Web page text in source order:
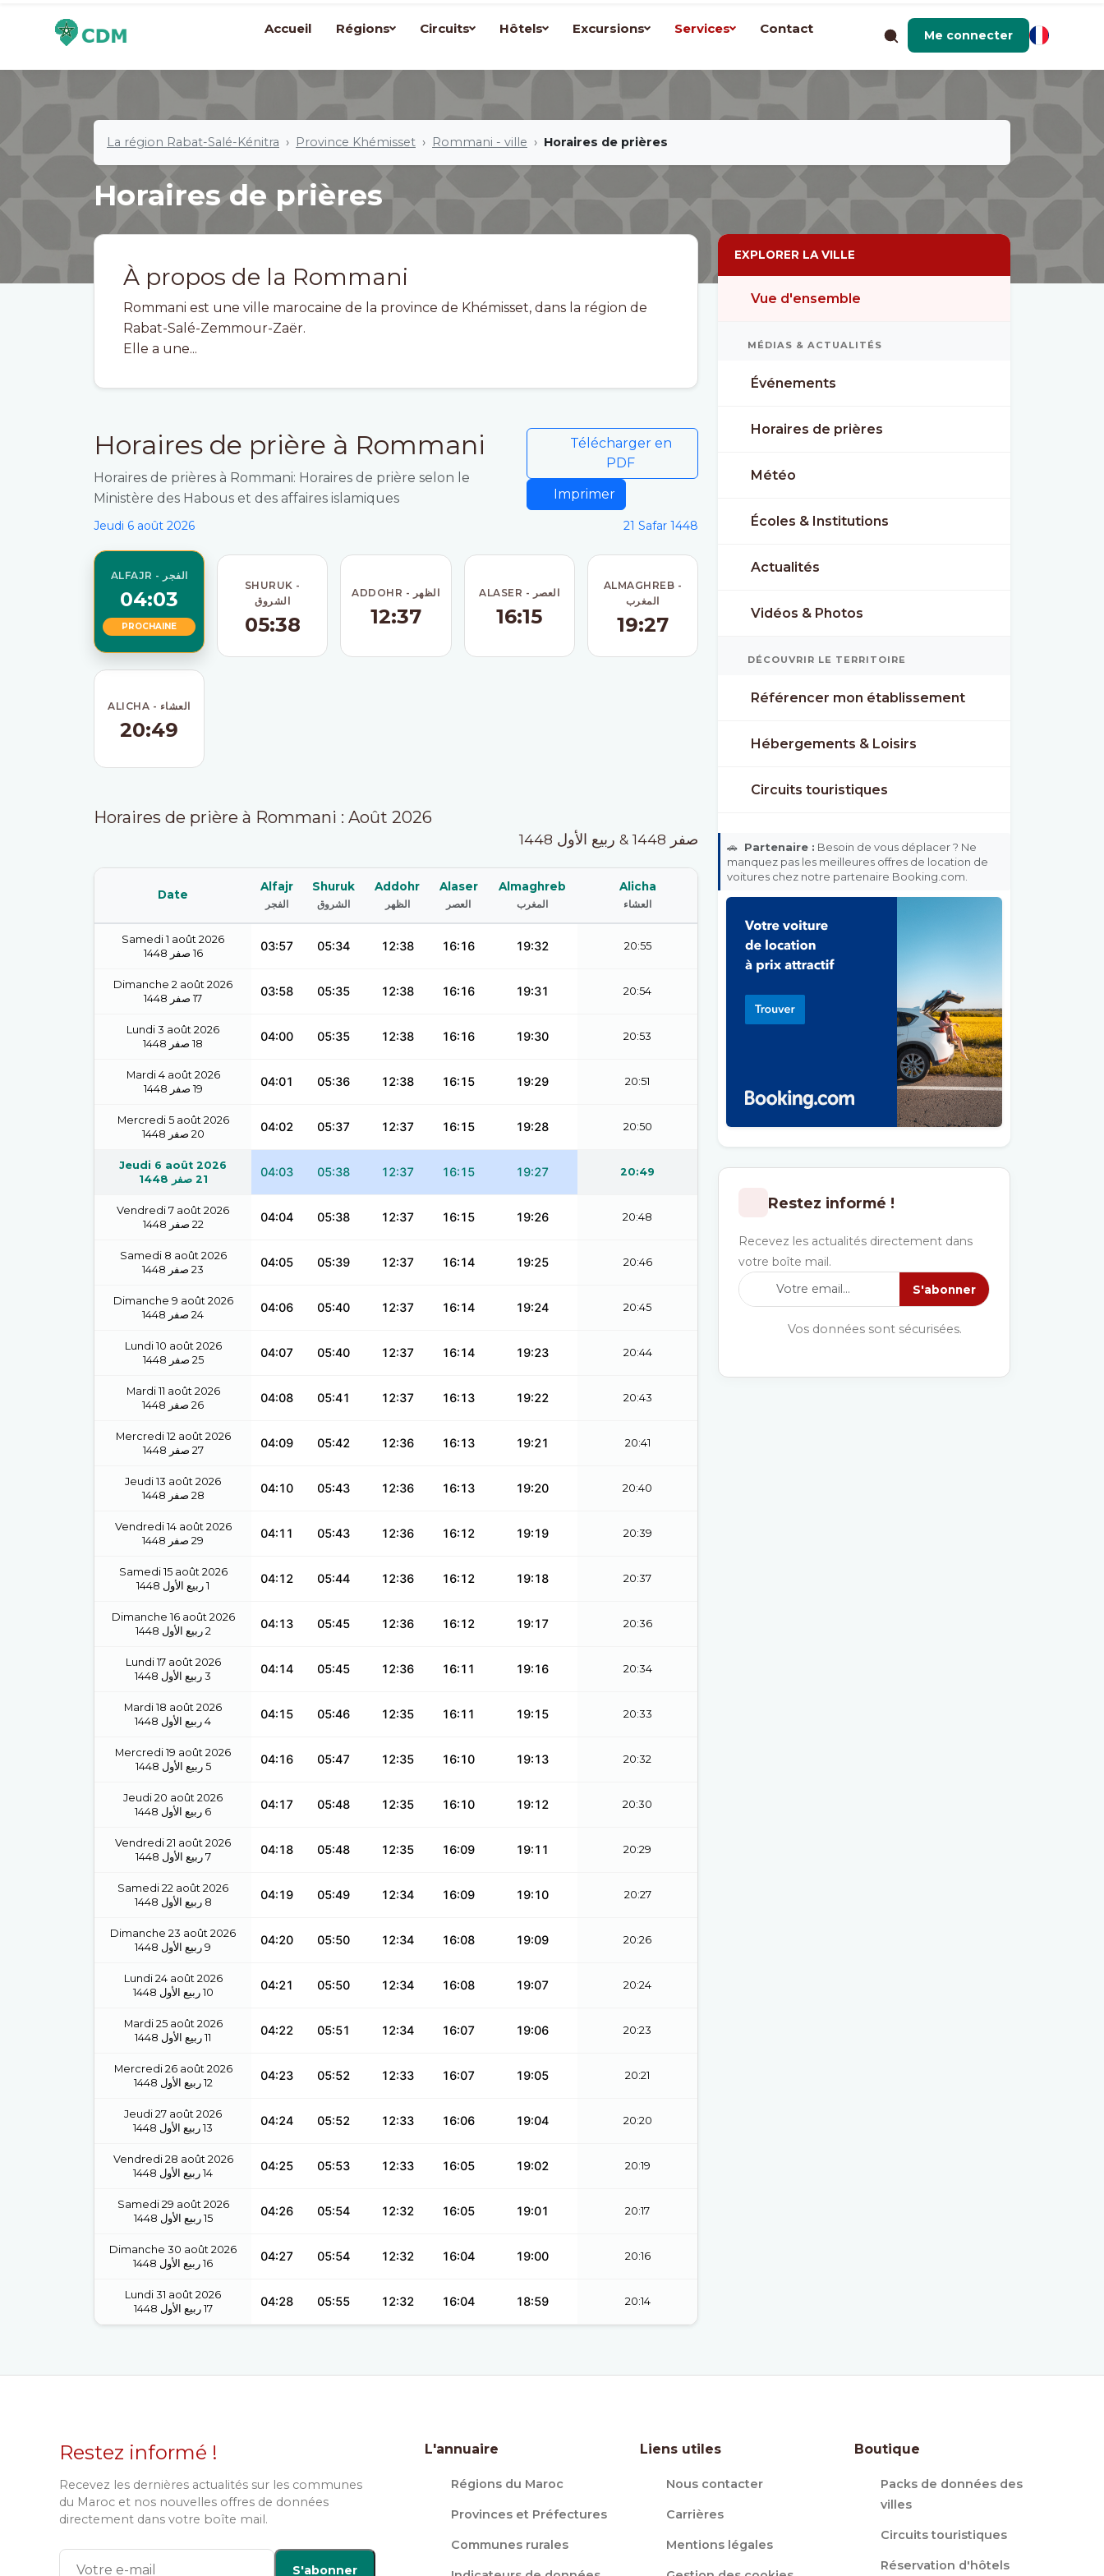
Accueil Régions Circuits Hôtels Excursions Services Contact Me connecter
La région Rabat-Salé-Kénitra Province Khémisset Rommani - ville Horaires de prières
Horaires de prières
À propos de la Rommani
Rommani est une ville marocaine de la province de Khémisset, dans la région de
Rabat-Salé-Zemmour-Zaër.
Elle a une...
Horaires de prière à Rommani
Horaires de prières à Rommani: Horaires de prière selon le
Ministère des Habous et des affaires islamiques
Télécharger en
PDF
Imprimer
Jeudi 6 août 2026 21 Safar 1448
ALFAJR - الفجر
04:03
PROCHAINE
SHURUK -
الشروق
05:38
ADDOHR - الظهر
12:37
ALASER - العصر
16:15
ALMAGHREB -
المغرب
19:27
ALICHA - العشاء
20:49
Horaires de prière à Rommani : Août 2026
صفر 1448 & ربيع الأول 1448
Date
Alfajr
الفجر
Shuruk
الشروق
Addohr
الظهر
Alaser
العصر
Almaghreb
المغرب
Alicha
العشاء
Samedi 1 août 2026
1448 صفر 16
03:57 05:34 12:38 16:16 19:32 20:55
Dimanche 2 août 2026
1448 صفر 17
03:58 05:35 12:38 16:16 19:31 20:54
Lundi 3 août 2026
1448 صفر 18
04:00 05:35 12:38 16:16 19:30 20:53
Mardi 4 août 2026
1448 صفر 19
04:01 05:36 12:38 16:15 19:29 20:51
Mercredi 5 août 2026
1448 صفر 20
04:02 05:37 12:37 16:15 19:28 20:50
Jeudi 6 août 2026
1448 صفر 21
04:03 05:38 12:37 16:15 19:27 20:49
Vendredi 7 août 2026
1448 صفر 22
04:04 05:38 12:37 16:15 19:26 20:48
Samedi 8 août 2026
1448 صفر 23
04:05 05:39 12:37 16:14 19:25 20:46
Dimanche 9 août 2026
1448 صفر 24
04:06 05:40 12:37 16:14 19:24 20:45
Lundi 10 août 2026
1448 صفر 25
04:07 05:40 12:37 16:14 19:23 20:44
Mardi 11 août 2026
1448 صفر 26
04:08 05:41 12:37 16:13 19:22 20:43
Mercredi 12 août 2026
1448 صفر 27
04:09 05:42 12:36 16:13 19:21 20:41
Jeudi 13 août 2026
1448 صفر 28
04:10 05:43 12:36 16:13 19:20 20:40
Vendredi 14 août 2026
1448 صفر 29
04:11 05:43 12:36 16:12 19:19 20:39
Samedi 15 août 2026
1448 ربيع الأول 1
04:12 05:44 12:36 16:12 19:18 20:37
Dimanche 16 août 2026
1448 ربيع الأول 2
04:13 05:45 12:36 16:12 19:17 20:36
Lundi 17 août 2026
1448 ربيع الأول 3
04:14 05:45 12:36 16:11 19:16 20:34
Mardi 18 août 2026
1448 ربيع الأول 4
04:15 05:46 12:35 16:11 19:15 20:33
Mercredi 19 août 2026
1448 ربيع الأول 5
04:16 05:47 12:35 16:10 19:13 20:32
Jeudi 20 août 2026
1448 ربيع الأول 6
04:17 05:48 12:35 16:10 19:12 20:30
Vendredi 21 août 2026
1448 ربيع الأول 7
04:18 05:48 12:35 16:09 19:11 20:29
Samedi 22 août 2026
1448 ربيع الأول 8
04:19 05:49 12:34 16:09 19:10 20:27
Dimanche 23 août 2026
1448 ربيع الأول 9
04:20 05:50 12:34 16:08 19:09 20:26
Lundi 24 août 2026
1448 ربيع الأول 10
04:21 05:50 12:34 16:08 19:07 20:24
Mardi 25 août 2026
1448 ربيع الأول 11
04:22 05:51 12:34 16:07 19:06 20:23
Mercredi 26 août 2026
1448 ربيع الأول 12
04:23 05:52 12:33 16:07 19:05 20:21
Jeudi 27 août 2026
1448 ربيع الأول 13
04:24 05:52 12:33 16:06 19:04 20:20
Vendredi 28 août 2026
1448 ربيع الأول 14
04:25 05:53 12:33 16:05 19:02 20:19
Samedi 29 août 2026
1448 ربيع الأول 15
04:26 05:54 12:32 16:05 19:01 20:17
Dimanche 30 août 2026
1448 ربيع الأول 16
04:27 05:54 12:32 16:04 19:00 20:16
Lundi 31 août 2026
1448 ربيع الأول 17
04:28 05:55 12:32 16:04 18:59 20:14
EXPLORER LA VILLE
Vue d'ensemble
MÉDIAS & ACTUALITÉS
Événements
Horaires de prières
Météo
Écoles & Institutions
Actualités
Vidéos & Photos
DÉCOUVRIR LE TERRITOIRE
Référencer mon établissement
Hébergements & Loisirs
Circuits touristiques
🚗 Partenaire : Besoin de vous déplacer ? Ne
manquez pas les meilleures offres de location de
voitures chez notre partenaire Booking.com.
Restez informé !
Recevez les actualités directement dans
votre boîte mail.
S'abonner
Vos données sont sécurisées.
Restez informé !
Recevez les dernières actualités sur les communes
du Maroc et nos nouvelles offres de données
directement dans votre boîte mail.
S'abonner
L'annuaire
Régions du Maroc
Provinces et Préfectures
Communes rurales
Liens utiles
Nous contacter
Carrières
Mentions légales
Boutique
Packs de données des
villes
Circuits touristiques
Réservation d'hôtels